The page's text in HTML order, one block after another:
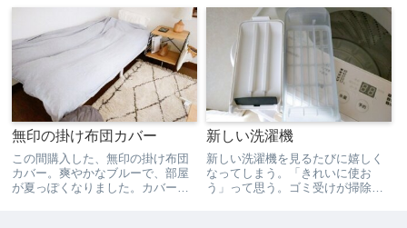
く乗り越えられたなと思う。その
時はしんどかったけど、今は、す
ごくいい勉強をさせてもらったな
と思って、ちょっと感謝の気持
ち...
ができた。ブログに関しては、毎
日更新をやめた。仕事の日、ごは
んを食べてからブログを書い
て、...
無印の掛け布団カバー
この間購入した、無印の掛け布団
カバー。爽やかなブルーで、部屋
が夏っぽくなりました。カバーを
新しい洗濯機
新しい洗濯機を見るたびに嬉しく
なってしまう。「きれいに使お
う」って思う。ゴミ受けが掃除し